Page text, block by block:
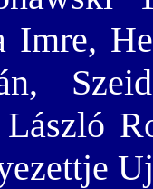
Imre,